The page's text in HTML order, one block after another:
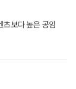
츠보다 높은 공임